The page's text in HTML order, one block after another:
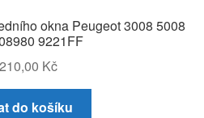
okna Peugeot 3008 5008
9221FF
Kč
do košíku